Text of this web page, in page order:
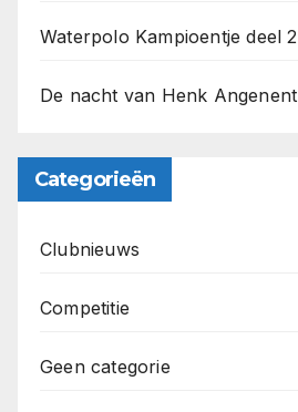
Waterpolo Kampioentje deel 2
De nacht van Henk Angenent
Categorieën
Clubnieuws
Competitie
Geen categorie